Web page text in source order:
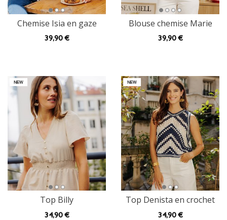
Chemise Isia en gaze
39,90 €
Blouse chemise Marie
39,90 €
Top Billy
34,90 €
Top Denista en crochet
34,90 €